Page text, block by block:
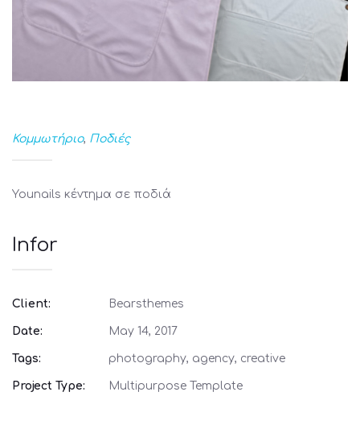
Κομμωτήριο, Ποδιές
Younails κέντημα σε ποδιά
Infor
Client: Bearsthemes
Date: May 14, 2017
Tags: photography, agency, creative
Project Type: Multipurpose Template